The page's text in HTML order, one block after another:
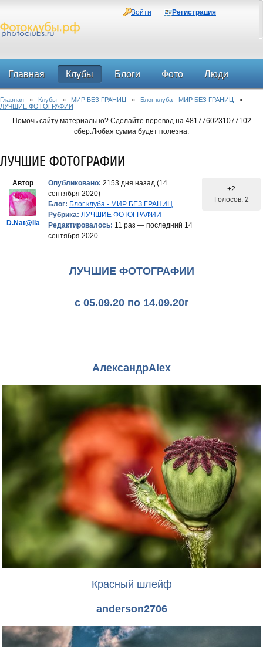
Войти Регистрация
Главная Клубы Блоги Фото Люди
Форум
Главная » Клубы » МИР БЕЗ ГРАНИЦ » Блог клуба - МИР БЕЗ ГРАНИЦ »
ЛУЧШИЕ ФОТОГРАФИИ
Помочь сайту материально? Сделайте перевод на 4817760231077102
сбер.Любая сумма будет полезна.
ЛУЧШИЕ ФОТОГРАФИИ
Автор
D.Nat@lia
Опубликовано: 2153 дня назад (14
сентября 2020)
Блог: Блог клуба - МИР БЕЗ ГРАНИЦ
Рубрика: ЛУЧШИЕ ФОТОГРАФИИ
Редактировалось: 11 раз — последний 14
сентября 2020
+2
Голосов: 2
ЛУЧШИЕ ФОТОГРАФИИ
с 05.09.20 по 14.09.20г
АлександрAlex
Красный шлейф
anderson2706